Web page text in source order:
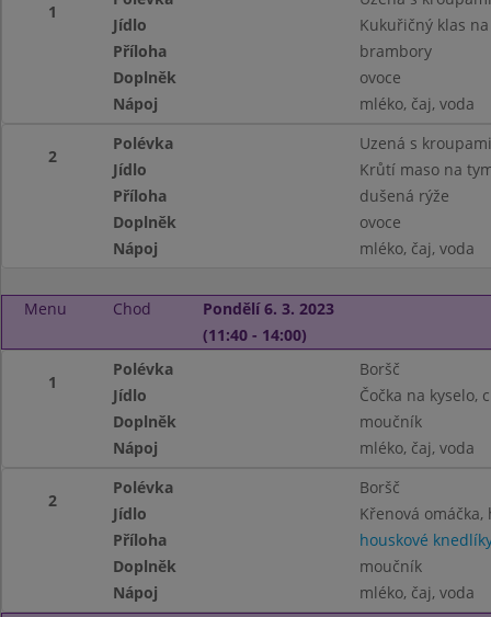
1
Jídlo
Kukuřičný klas
Příloha
brambory
Doplněk
ovoce
Nápoj
mléko, čaj, voda
2
Polévka
Uzená s kroupami
Jídlo
Krůtí maso na
Příloha
dušená rýže
Doplněk
ovoce
Nápoj
mléko, čaj, voda
Menu Chod
Pondělí 6. 3. 2023
(11:40 - 14:00)
1
Polévka
Boršč
Jídlo
Čočka na kyselo,
Doplněk
moučník
Nápoj
mléko, čaj, voda
2
Polévka
Boršč
Jídlo
Křenová omáčka,
Příloha
houskové
Doplněk
moučník
Nápoj
mléko, čaj, voda